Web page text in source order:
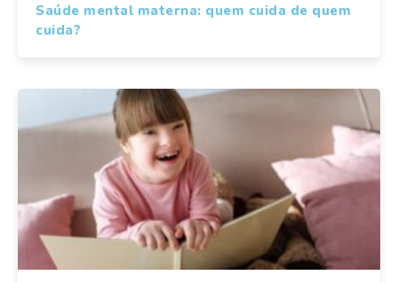
Saúde mental materna: quem cuida de quem
cuida?